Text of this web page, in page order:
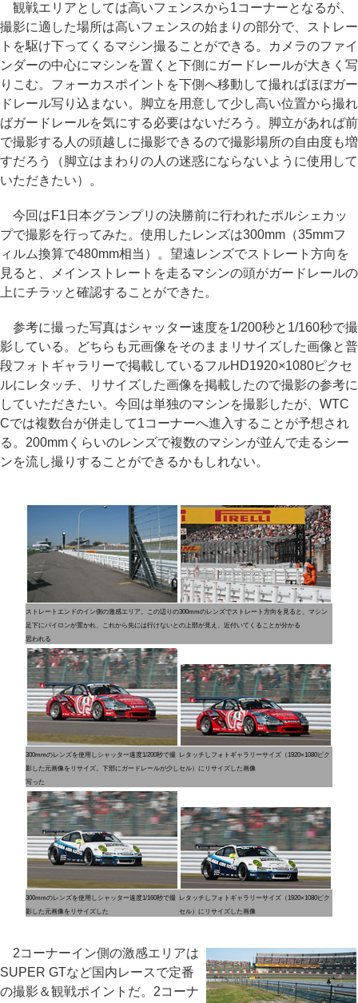
観戦エリアとしては高いフェンスから1コーナーとなるが、
撮影に適した場所は高いフェンスの始まりの部分で、ストレー
トを駆け下ってくるマシン撮ることができる。カメラのファイ
ンダーの中心にマシンを置くと下側にガードレールが大きく写
りこむ。フォーカスポイントを下側へ移動して撮ればほぼガー
ドレール写り込まない。脚立を用意して少し高い位置から撮れ
ばガードレールを気にする必要はないだろう。脚立があれば前
で撮影する人の頭越しに撮影できるので撮影場所の自由度も増
すだろう（脚立はまわりの人の迷惑にならないように使用して
いただきたい）。
今回はF1日本グランプリの決勝前に行われたポルシェカッ
プで撮影を行ってみた。使用したレンズは300mm（35mmフ
ィルム換算で480mm相当）。望遠レンズでストレート方向を
見ると、メインストレートを走るマシンの頭がガードレールの
上にチラッと確認することができた。
参考に撮った写真はシャッター速度を1/200秒と1/160秒で撮
影している。どちらも元画像をそのままリサイズした画像と普
段フォトギャラリーで掲載しているフルHD1920×1080ピクセ
ルにレタッチ、リサイズした画像を掲載したので撮影の参考に
していただきたい。今回は単独のマシンを撮影したが、WTC
Cでは複数台が併走して1コーナーへ進入することが予想され
る。200mmくらいのレンズで複数のマシンが並んで走るシー
ンを流し撮りすることができるかもしれない。
ストレートエンドのイン側の激感エリア。この辺りの
足下にパイロンが置かれ、これから先には行けないと
思われる
300mmのレンズでストレート方向を見ると、マシン
の上部が見え、近付いてくることが分かる
300mmのレンズを使用しシャッター速度1/200秒で撮
影した元画像をリサイズ。下部にガードレールが少し
写った
レタッチしフォトギャラリーサイズ（1920×1080ピク
セル）にリサイズした画像
300mmのレンズを使用しシャッター速度1/160秒で撮
影した元画像をリサイズした
レタッチしフォトギャラリーサイズ（1920×1080ピク
セル）にリサイズした画像
2コーナーイン側の激感エリアは
SUPER GTなど国内レースで定番
の撮影＆観戦ポイントだ。2コーナ